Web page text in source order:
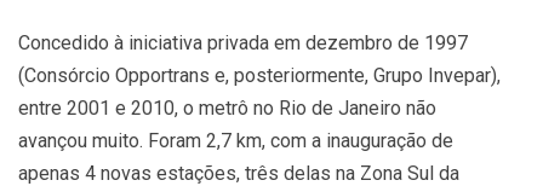
Concedido à iniciativa privada em dezembro de 1997
(Consórcio Opportrans e, posteriormente, Grupo Invepar),
entre 2001 e 2010, o metrô no Rio de Janeiro não
avançou muito. Foram 2,7 km, com a inauguração de
apenas 4 novas estações, três delas na Zona Sul da